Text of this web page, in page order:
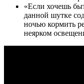
«Если хочешь
данной шутке
ночью кормить
неярком